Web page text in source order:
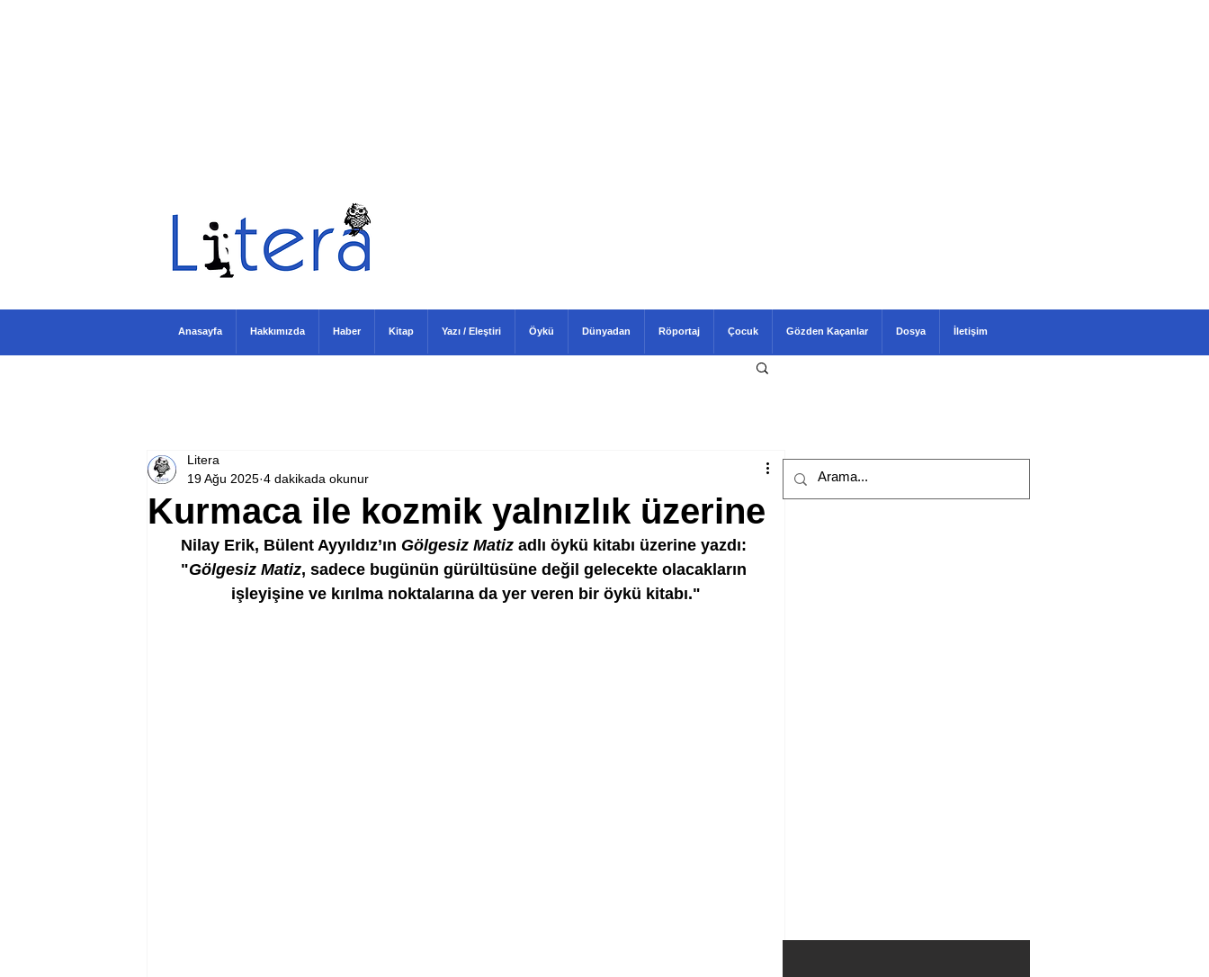
Kurmaca ile kozmik yalnızlık üzerine
Litera
19 Ağu 2025 4 dakikada okunur
Nilay Erik, Bülent Ayyıldız’ın Gölgesiz Matiz adlı öykü kitabı üzerine yazdı:
"Gölgesiz Matiz, sadece bugünün gürültüsüne değil gelecekte olacakların
işleyişine ve kırılma noktalarına da yer veren bir öykü kitabı."
Anasayfa Hakkımızda Haber Kitap Yazı / Eleştiri Öykü Dünyadan Röportaj Çocuk Gözden Kaçanlar Dosya İletişim